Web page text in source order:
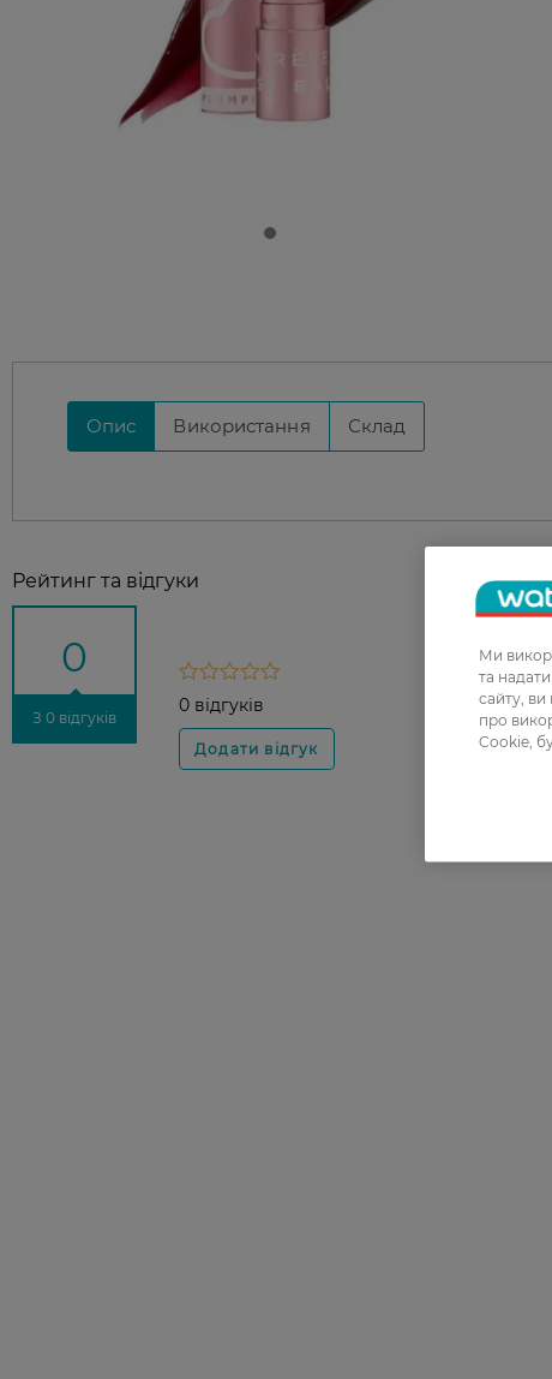
Опис Використання Склад
Рейтинг та відгуки
0
З 0 відгуків
0 відгуків
Ми
та
сайту, ви
про
Cookie,